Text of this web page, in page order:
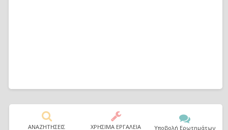
ΑΝΑΖΗΤΗΣΕΙΣ ΧΡΗΣΙΜΑ ΕΡΓΑΛΕΙΑ Υποβολή Ερωτημάτων